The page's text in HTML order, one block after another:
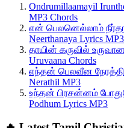
Ondrumillaamayil
MP3 Chords
என் பெலனெல்லாம்
Neerthanaya Lyrics
தாயின் கருவில்
Uruvaana Chords
எந்தன் பெலவீன நேரத்தில்
Nerathil MP3
உந்தன் பிரசன்னம்
Podhum Lyrics MP3